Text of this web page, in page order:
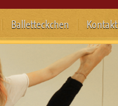
Balletteckchen Kontakt